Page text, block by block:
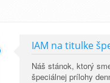
IAM na titulke
Náš stánok, ktorý
špeciálnej prílohy